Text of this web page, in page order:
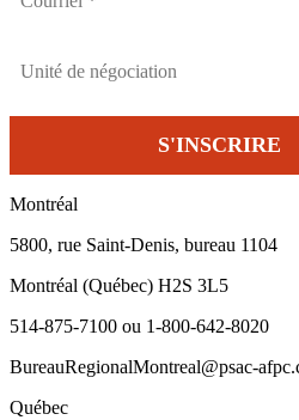
Montréal
5800, rue Saint-Denis, bureau 1104
Montréal (Québec) H2S 3L5
514-875-7100 ou 1-800-642-8020
BureauRegionalMontreal@psac-
Québec